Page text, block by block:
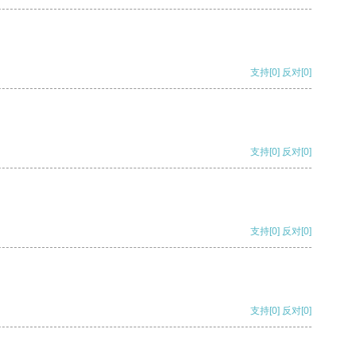
支持[0] 反对[0]
支持[0] 反对[0]
支持[0] 反对[0]
支持[0] 反对[0]